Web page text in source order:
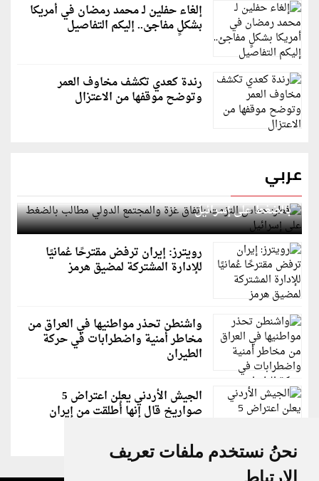
نحنُ نستخدم ملفات تعريف
الارتباط
إلغاء حفلين لـ محمد رمضان في أمريكا
بشكلٍ مفاجئ.. إليكم التفاصيل
رندة كعدي تكشف مخاوف العمر
وتوضح موقفها من الاعتزال
عربي
قطر: حماس التزمت باتفاق غزة والمجتمع الدولي مطالب
بالضغط على إسرائيل
رويترز: إيران ترفض مقترحًا عُمانيًا
للإدارة المشتركة لمضيق هرمز
واشنطن تحذر مواطنيها في العراق من
مخاطر أمنية واضطرابات في حركة
الطيران
الجيش الأردني يعلن اعتراض 5
صواريخ قال إنها أُطلقت من إيران